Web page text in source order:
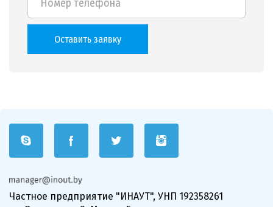
Оставить заявку
Частное предприятие "ИНАУТ", УНП 192358261